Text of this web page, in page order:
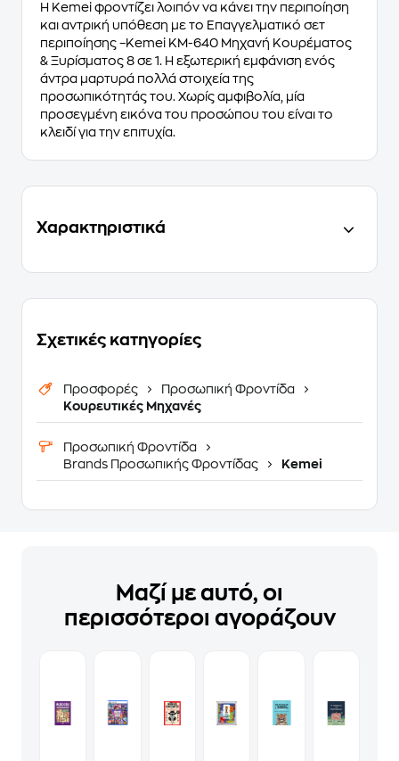
Η Kemei φροντίζει λοιπόν να κάνει την περιποίηση
και αντρική υπόθεση με το Επαγγελματικό σετ
περιποίησης –Kemei KM-640 Μηχανή Κουρέματος
& Ξυρίσματος 8 σε 1. Η εξωτερική εμφάνιση ενός
άντρα μαρτυρά πολλά στοιχεία της
προσωπικότητάς του. Χωρίς αμφιβολία, μία
προσεγμένη εικόνα του προσώπου του είναι το
κλειδί για την επιτυχία.
Χαρακτηριστικά
Σχετικές κατηγορίες
Προσφορές
Προσωπική Φροντίδα
Κουρευτικές Μηχανές
Προσωπική Φροντίδα
Brands Προσωπικής Φροντίδας
Kemei
Μαζί με αυτό, οι
περισσότεροι αγοράζουν